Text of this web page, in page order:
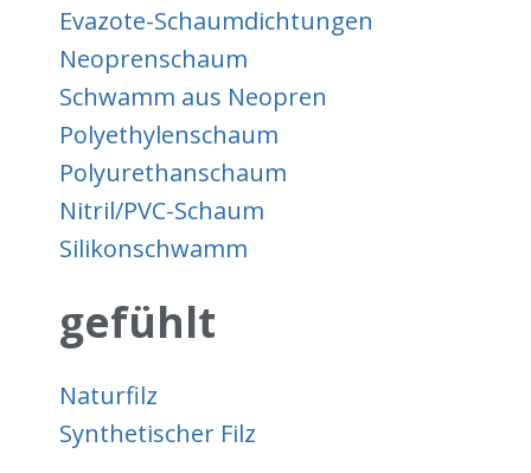
Evazote-Schaumdichtungen
Neoprenschaum
Schwamm aus Neopren
Polyethylenschaum
Polyurethanschaum
Nitril/PVC-Schaum
Silikonschwamm
gefühlt
Naturfilz
Synthetischer Filz